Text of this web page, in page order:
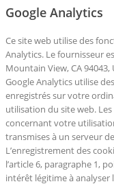
Google Analytics
Ce site web utilise des
Analytics. Le fournisseur
Mountain View, CA 94043,
Google Analytics utilise
enregistrés sur votre
utilisation du site web.
concernant votre
transmises à un serveur
L’enregistrement des
l’article 6, paragraphe 1,
intérêt légitime à